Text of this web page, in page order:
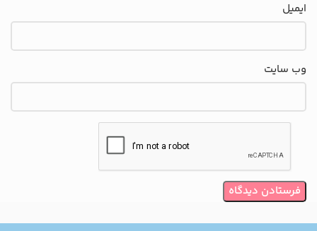
ایمیل
وب‌ سایت